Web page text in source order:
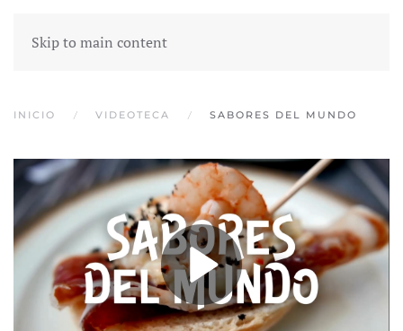
Skip to main content
INICIO VIDEOTECA SABORES DEL MUNDO